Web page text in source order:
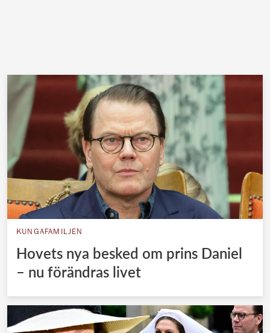
KUNGAFAMILJEN
Hovets nya besked om prins Daniel
– nu förändras livet